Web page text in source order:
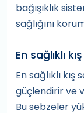
bağışıklık
sağlığını
En sağlıklı
En sağlıklı
güçlendirir ve
Bu sebzeler